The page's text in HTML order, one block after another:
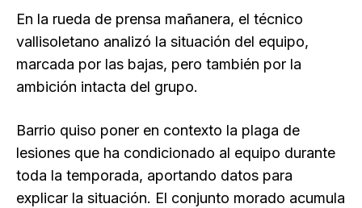
En la rueda de prensa mañanera, el técnico
vallisoletano analizó la situación del equipo,
marcada por las bajas, pero también por la
ambición intacta del grupo.
Barrio quiso poner en contexto la plaga de
lesiones que ha condicionado al equipo durante
toda la temporada, aportando datos para
explicar la situación. El conjunto morado acumula